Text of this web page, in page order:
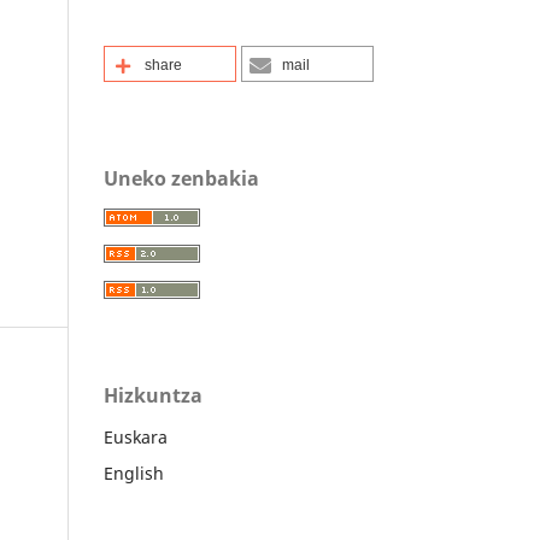
share mail
Uneko zenbakia
Hizkuntza
Euskara
English